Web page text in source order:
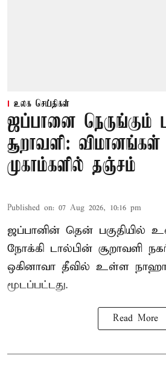
உலக செய்திகள்
ஜப்பானை நெருங்கும்
சூறாவளி:
முகாம்களில் தஞ்சம்
Published on: 07 Aug 2026, 10:16 pm
ஜப்பானின் தென் பகுதியில்
நோக்கி டால்பின் சூறாவளி
ஒகினாவா தீவில் உள்ள
மூடப்பட்டது.
Read More